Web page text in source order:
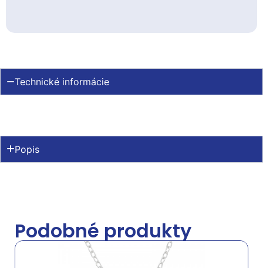
Technické informácie
Popis
Podobné produkty